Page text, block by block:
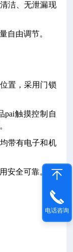
洁、无泄漏现
自由调节。
置，采用门锁
pai触摸控制自
带有电子和机
用安全可靠。
电话咨询